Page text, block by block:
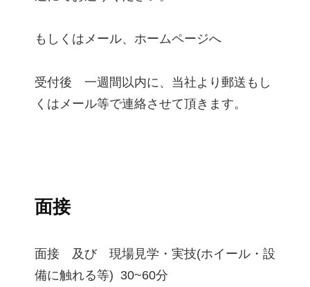
もしくはメール、ホームページへ
受付後 一週間以内に、当社より郵送もし
くはメール等で連絡させて頂きます。
面接
面接 及び 現場見学・実技(ホイール・設
備に触れる等) 30~60分